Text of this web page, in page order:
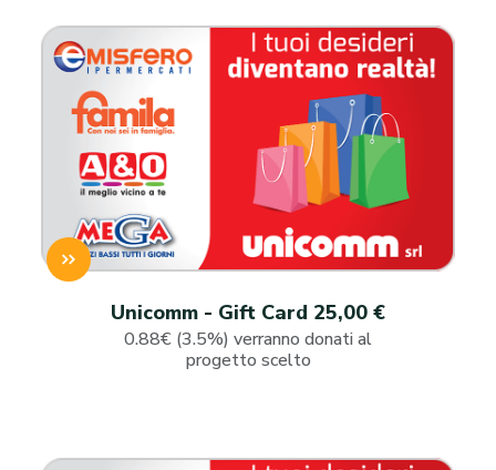
Unicomm - Gift Card 25,00 €
0.88€ (3.5%) verranno donati al
progetto scelto